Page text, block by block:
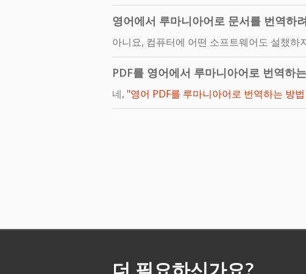
영어에서 루마니아어로 문서를 번역하
아니요, 컴퓨터에 어떤 소프트웨어도 설챘
PDF를 영어에서 루마니아어로 번역하
네, "영어 PDF를 루마니아어로 번역하는 방